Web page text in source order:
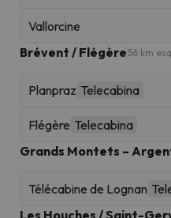
Vallorcine
Brévent / Flégère 56 km
Planpraz Telecabina
Flégère Telecabina
Grands Montets –
Télécabine de Lognan
Les Houches / Saint-